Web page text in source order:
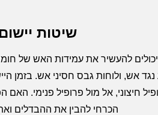
שיטות
להעשיר את עמידות האש של
אש, ולוחות גבס חסיני אש. בזמן
חיצוני, אל מול פרופיל פנימי.
הכרחי להבין את ההבדלים